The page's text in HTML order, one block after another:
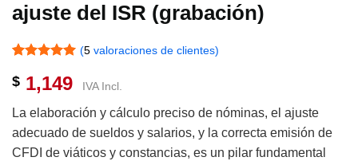
ajuste del ISR (grabación)
con
5de 5
en base a
valoraciones
de clientes
(5valoraciones de clientes)
$ 1,149 IVA Incl.
La elaboración y cálculo preciso de nóminas, el ajuste
adecuado de sueldos y salarios, y la correcta emisión de
CFDI de viáticos y constancias, es un pilar fundamental